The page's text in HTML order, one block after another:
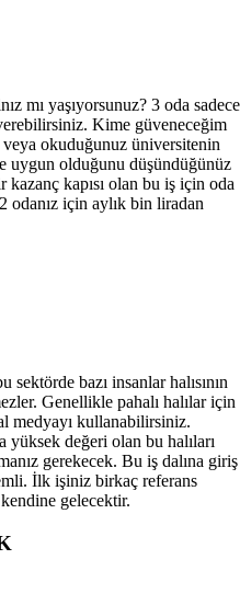
mı yaşıyorsunuz? 3 oda sadece
Kime güveneceğim
okuduğunuz üniversitenin
uygun olduğunu düşündüğünüz
kapısı olan bu iş için oda
odanız için aylık bin liradan
bazı insanlar halısının
Genellikle pahalı halılar için
medyayı kullanabilirsiniz.
yüksek değeri olan bu halıları
gerekecek. Bu iş dalına giriş
İlk işiniz birkaç referans
gelecektir.